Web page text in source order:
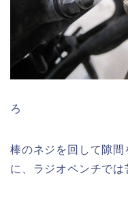
ろ
棒のネジを回して隙
に、ラジオペンチでは